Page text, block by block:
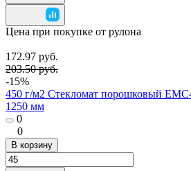
Цена при покупке от рулона
172.97 руб.
203.50 руб.
-15%
450 г/м2 Стекломат порошковый
1250 мм
0
0
В корзину